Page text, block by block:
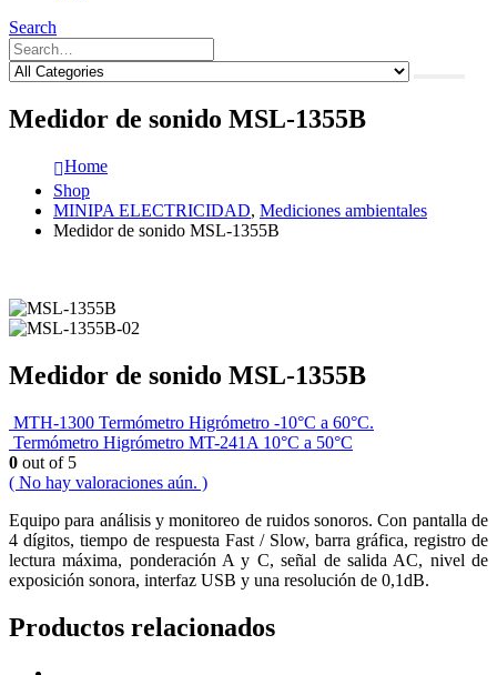
Search
Medidor de sonido MSL-1355B
Home
Shop
MINIPA ELECTRICIDAD, Mediciones ambientales
Medidor de sonido MSL-1355B
Medidor de sonido MSL-1355B
MTH-1300 Termómetro Higrómetro -10°C a 60°C.
Termómetro Higrómetro MT-241A 10°C a 50°C
0 out of 5
( No hay valoraciones aún. )
Equipo para análisis y monitoreo de ruidos sonoros. Con pantalla de
4 dígitos, tiempo de respuesta Fast / Slow, barra gráfica, registro de
lectura máxima, ponderación A y C, señal de salida AC, nivel de
exposición sonora, interfaz USB y una resolución de 0,1dB.
Productos relacionados